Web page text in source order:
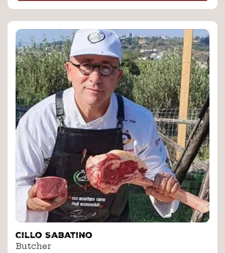
Cillo Sabatino
Butcher